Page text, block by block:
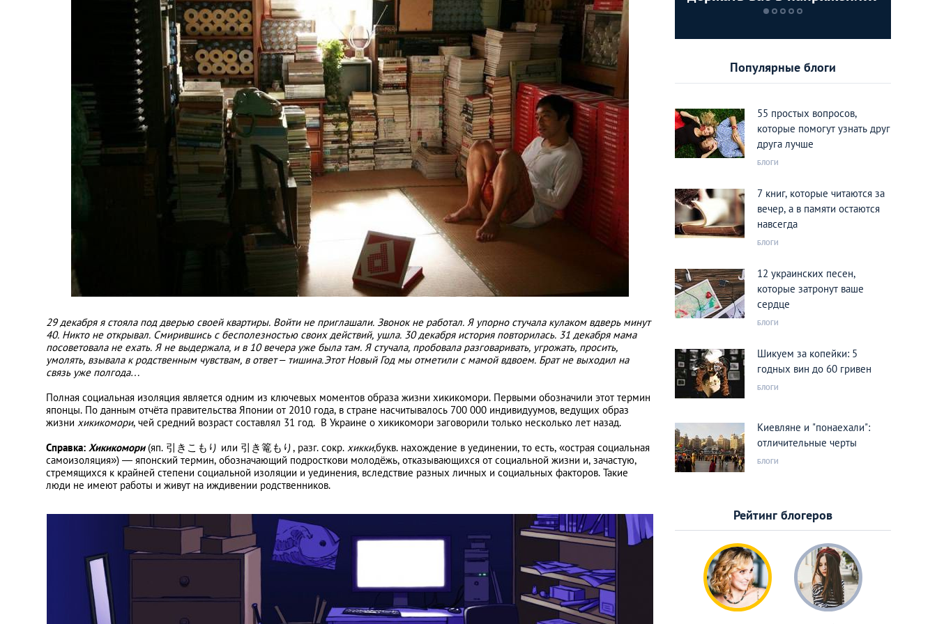
Киев
Лондон
Лос-Анджелес
Москва
29 декабря я стояла под дверью своей квартиры. Войти не приглашали. Звонок не работал. Я упорно стучала кулаком вдверь минут
40. Никто не открывал. Смирившись с бесполезностью своих действий, ушла. 30 декабря история повторилась. 31 декабря мама
посоветовала не ехать. Я не выдержала, и в 10 вечера уже была там. Я стучала, пробовала разговаривать, угрожать, просить,
умолять, взывала к родственным чувствам, в ответ – тишина.Этот Новый Год мы отметили с мамой вдвоем. Брат не выходил на
связь уже полгода…
Полная социальная изоляция является одним из ключевых моментов образа жизни хикикомори. Первыми обозначили этот термин
японцы. По данным отчёта правительства Японии от 2010 года, в стране насчитывалось 700 000 индивидуумов, ведущих образ
жизни хикикомори, чей средний возраст составлял 31 год. В Украине о хикикомори заговорили только несколько лет назад.
Справка: Хикикомори(яп. 引きこもり или 引き篭もり, разг. сокр. хикки,букв. нахождение в уединении, то есть, «острая социальная
самоизоляция») — японский термин, обозначающий подросткови молодёжь, отказывающихся от социальной жизни и, зачастую,
стремящихся к крайней степени социальной изоляции и уединения, вследствие разных личных и социальных факторов. Такие
люди не имеют работы и живут на иждивении родственников.
до последней строчки
Популярные блоги
55 простых вопросов,
которые помогут узнать друг
друга лучше
БЛОГИ
7 книг, которые читаются за
вечер, а в памяти остаются
навсегда
БЛОГИ
12 украинских песен,
которые затронут ваше
сердце
БЛОГИ
Шикуем за копейки: 5
годных вин до 60 гривен
БЛОГИ
Киевляне и "понаехали":
отличительные черты
БЛОГИ
Рейтинг блогеров